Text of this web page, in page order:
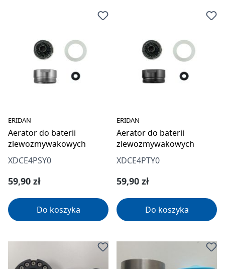
ERIDAN
Aerator do baterii
zlewozmywakowych
XDCE4PSY0
Cena regularna:
59,90 zł
Do koszyka
ERIDAN
Aerator do baterii
zlewozmywakowych
XDCE4PTY0
Cena regularna:
59,90 zł
Do koszyka